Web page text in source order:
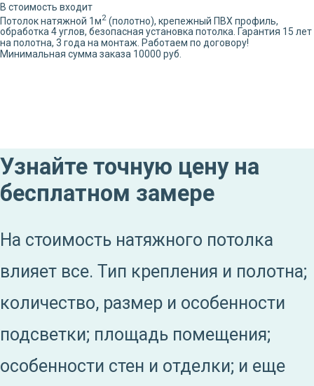
В стоимость входит
Потолок натяжной 1м2 (полотно), крепежный ПВХ профиль,
обработка4углов, безопасная установка потолка. Гарантия 15 лет
на полотна, 3 года на монтаж. Работаем по договору!
Минимальная сумма заказа 10000 руб.
Узнайте точную цену на
бесплатном замере
На стоимость натяжного потолка
влияет все. Тип крепления и полотна;
количество, размер и особенности
подсветки; площадь помещения;
особенности стен и отделки; и еще